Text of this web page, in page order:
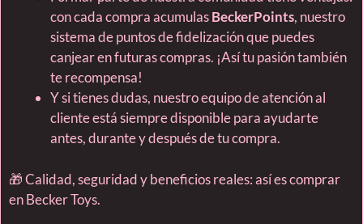
con cada compra acumulasBeckerPoints, nuestro
sistema de puntos de fidelización que puedes
canjear en futuras compras. ¡Así tu pasión también
te recompensa!
Y si tienes dudas, nuestro equipo de atención al
cliente está siempre disponible para ayudarte
antes, durante y después de tu compra.
🎁 Calidad, seguridad y beneficios reales: así es comprar
en Becker Toys.